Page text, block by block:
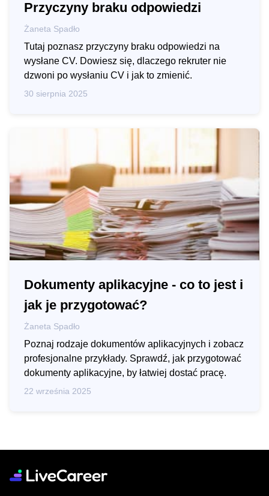
Przyczyny braku odpowiedzi
Żaneta Spadło
Tutaj poznasz przyczyny braku odpowiedzi na
wysłane CV. Dowiesz się, dlaczego rekruter nie
dzwoni po wysłaniu CV i jak to zmienić.
30 sierpnia 2025
Dokumenty aplikacyjne - co to jest i
jak je przygotować?
Żaneta Spadło
Poznaj rodzaje dokumentów aplikacyjnych i zobacz
profesjonalne przykłady. Sprawdź, jak przygotować
dokumenty aplikacyjne, by łatwiej dostać pracę.
22 września 2025